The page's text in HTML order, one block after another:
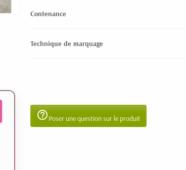
Contenance
Technique de marquage
help_outlinePoser une question sur le produit